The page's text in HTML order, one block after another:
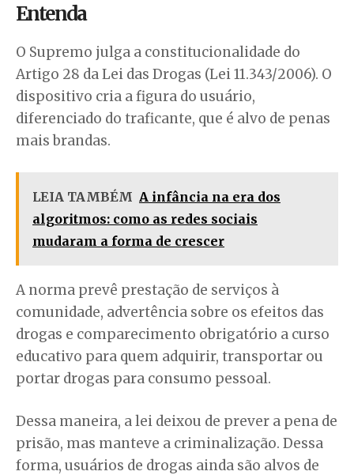
Entenda
O Supremo julga a constitucionalidade do
Artigo 28 da Lei das Drogas (Lei 11.343/2006). O
dispositivo cria a figura do usuário,
diferenciado do traficante, que é alvo de penas
mais brandas.
LEIA TAMBÉM A infância na era dos
algoritmos: como as redes sociais
mudaram a forma de crescer
A norma prevê prestação de serviços à
comunidade, advertência sobre os efeitos das
drogas e comparecimento obrigatório a curso
educativo para quem adquirir, transportar ou
portar drogas para consumo pessoal.
Dessa maneira, a lei deixou de prever a pena de
prisão, mas manteve a criminalização. Dessa
forma, usuários de drogas ainda são alvos de